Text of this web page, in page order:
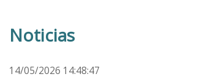
Noticias
14/05/2026 14:48:47